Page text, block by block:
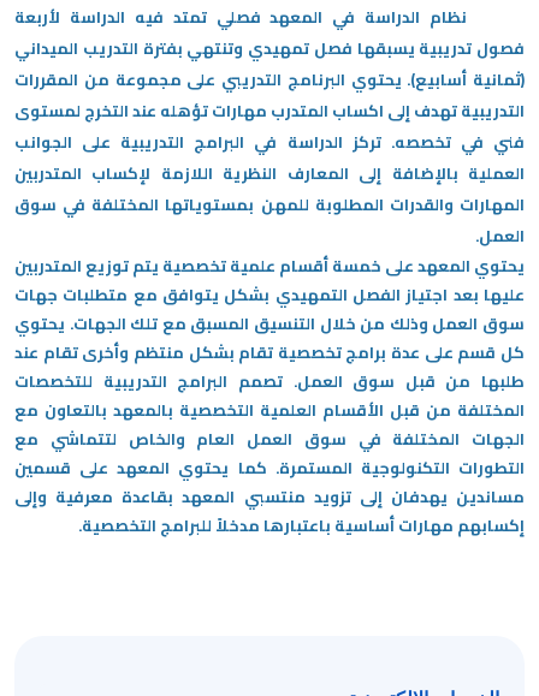
One
Accessibility،
اضغط
على
"Ctrl
يقوم
هذا
الاختصار
بتنشيط
قارئ
الشاشة
لمساعدتك
على
التنقل
والتفاعل
مع
نظام الدراسة في المعهد فصلي تمتد فيه الدراسة لأربعة
فصول تدريبية يسبقها فصل تمهيدي وتنتهي بفترة التدريب الميداني
(ثمانية أسابيع). يحتوي البرنامج التدريبي على مجموعة من المقررات
التدريبية تهدف إلى اكساب المتدرب مهارات تؤهله عند التخرج لمستوى
فني في تخصصه. تركز الدراسة في البرامج التدريبية على الجوانب
العملية بالإضافة إلى المعارف النظرية اللازمة لإكساب المتدربين
المهارات والقدرات المطلوبة للمهن بمستوياتها المختلفة في سوق
العمل.
يحتوي المعهد على خمسةأقسام علمية تخصصية يتم توزيع المتدربين
عليها بعد اجتياز الفصل التمهيدي بشكل يتوافق مع متطلبات جهات
سوق العمل وذلك من خلال التنسيق المسبق مع تلك الجهات. يحتوي
كل قسم على عدة برامج تخصصية تقام بشكل منتظم وأخرى تقام عند
طلبها من قبل سوق العمل. تصمم البرامج التدريبية للتخصصات
المختلفة من قبل الأقسام العلمية التخصصية بالمعهد بالتعاون مع
الجهات المختلفة في سوق العمل العام والخاص لتتماشي مع
التطورات التكنولوجية المستمرة. كما يحتوي المعهد على قسمين
مساندين يهدفان إلى تزويد منتسبي المعهد بقاعدة معرفية وإلى
إكسابهم مهارات أساسية باعتبارها مدخلاً للبرامج التخصصية.